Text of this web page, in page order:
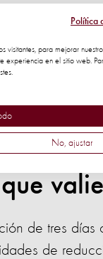
compromiso y
activamente
y aplicar
sobre
de tres días
de
Política
visitantes, para mejorar
experiencia en el sitio web.
No, ajustar